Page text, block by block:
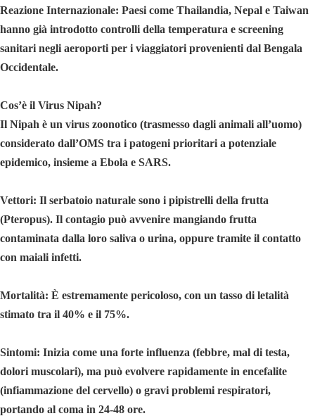
Reazione Internazionale: Paesi come Thailandia, Nepal e Taiwan
hanno già introdotto controlli della temperatura e screening
sanitari negli aeroporti per i viaggiatori provenienti dal Bengala
Occidentale.
Cos’è il Virus Nipah?
Il Nipah è un virus zoonotico (trasmesso dagli animali all’uomo)
considerato dall’OMS tra i patogeni prioritari a potenziale
epidemico, insieme a Ebola e SARS.
Vettori: Il serbatoio naturale sono i pipistrelli della frutta
(Pteropus). Il contagio può avvenire mangiando frutta
contaminata dalla loro saliva o urina, oppure tramite il contatto
con maiali infetti.
Mortalità: È estremamente pericoloso, con un tasso di letalità
stimato tra il 40% e il 75%.
Sintomi: Inizia come una forte influenza (febbre, mal di testa,
dolori muscolari), ma può evolvere rapidamente in encefalite
(infiammazione del cervello) o gravi problemi respiratori,
portando al coma in 24-48 ore.